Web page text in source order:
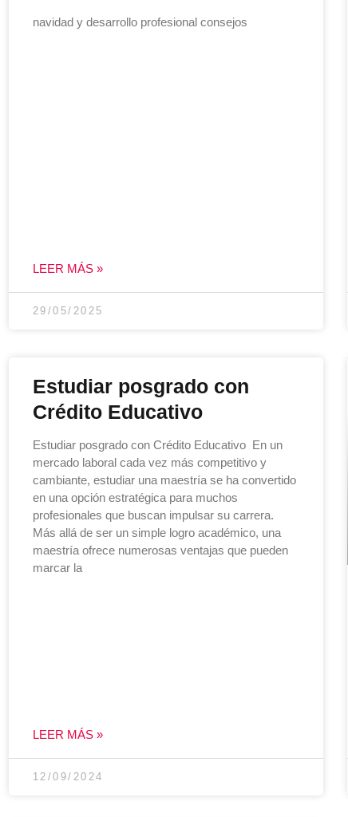
navidad y desarrollo profesional consejos
LEER MÁS »
29/05/2025
Estudiar posgrado con
Crédito Educativo
Estudiar posgrado con Crédito Educativo En un
mercado laboral cada vez más competitivo y
cambiante, estudiar una maestría se ha convertido
en una opción estratégica para muchos
profesionales que buscan impulsar su carrera.
Más allá de ser un simple logro académico, una
maestría ofrece numerosas ventajas que pueden
marcar la
LEER MÁS »
12/09/2024